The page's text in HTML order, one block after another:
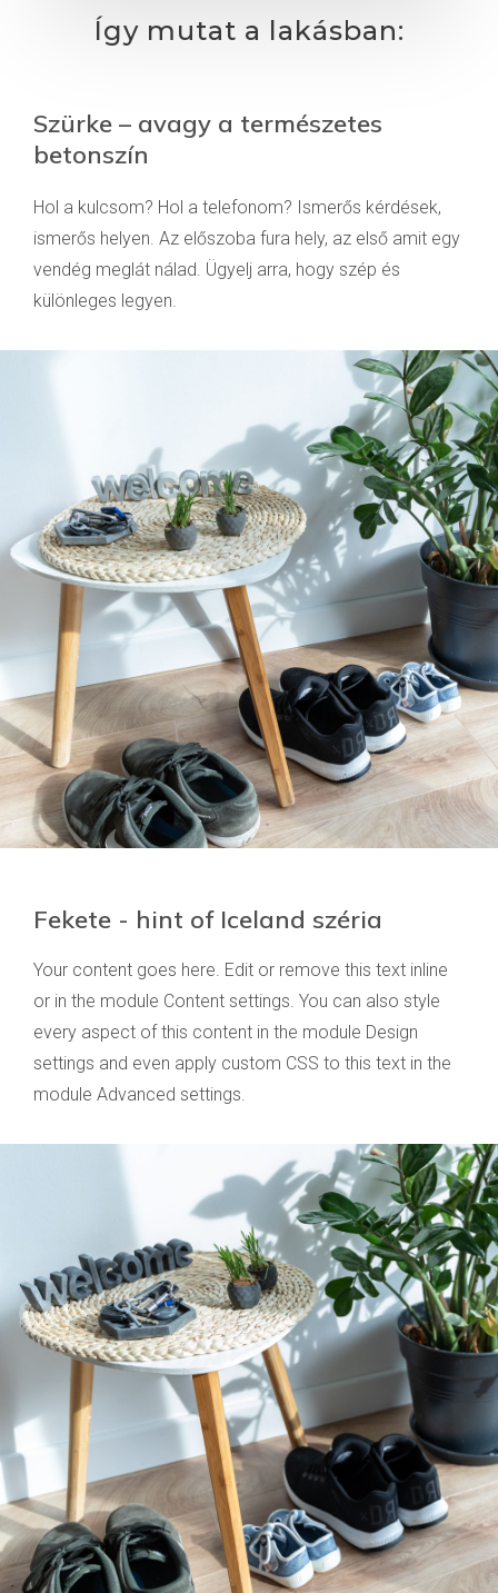
Így mutat a lakásban:
Szürke – avagy a természetes
betonszín
Hol a kulcsom? Hol a telefonom? Ismerős kérdések,
ismerős helyen. Az előszoba fura hely, az első amit egy
vendég meglát nálad. Ügyelj arra, hogy szép és
különleges legyen.
Fekete - hint of Iceland széria
Your content goes here. Edit or remove this text inline
or in the module Content settings. You can also style
every aspect of this content in the module Design
settings and even apply custom CSS to this text in the
module Advanced settings.